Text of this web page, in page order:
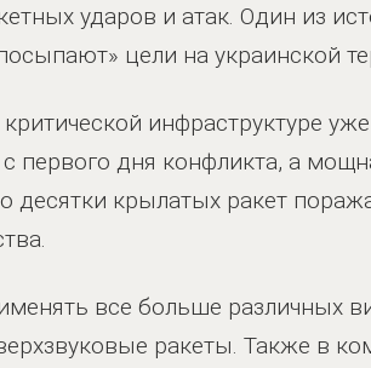
ударов и атак. Один из
цели на украинской
инфраструктуре
первого дня конфликта, а
десятки крылатых ракет
все больше различных
ракеты. Также в